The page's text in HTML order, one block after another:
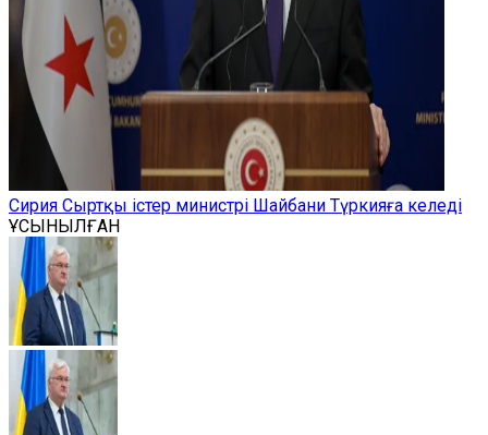
Сирия Сыртқы істер министрі Шайбани Түркияға келеді
ҰСЫНЫЛҒАН